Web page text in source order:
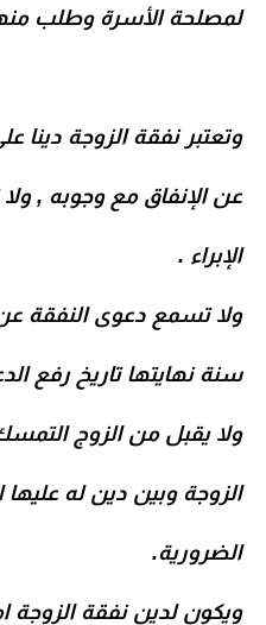
لمصلحة الأسرة وطلب منها
وتعتبر نفقة الزوجة دينا
عن الإنفاق مع وجوبه , ولا
الإبراء .
ولا تسمع دعوى النفقة
سنة نهايتها تاريخ رفع
ولا يقبل من الزوج
الزوجة وبين دين له عليها
الضرورية.
ويكون لدين نفقة الزوجة